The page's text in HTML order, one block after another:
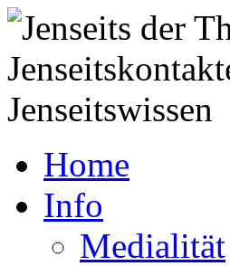
Home
Info
Medialität